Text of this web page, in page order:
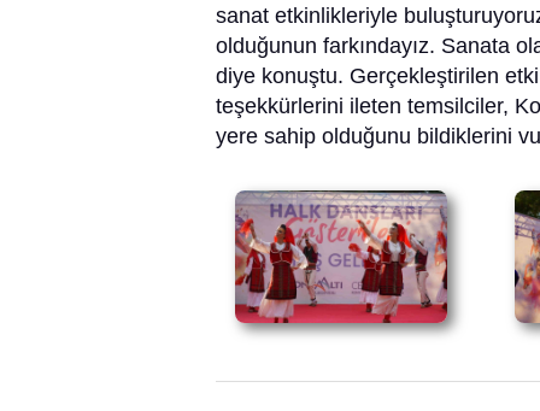
sanat etkinlikleriyle
olduğunun farkındayız. Sanata
diye konuştu. Gerçekleştirilen
teşekkürlerini ileten temsilciler,
yere sahip olduğunu bildiklerini